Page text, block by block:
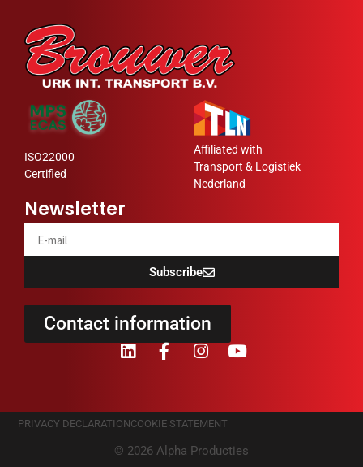
Contact information
ISO22000
Certified
Affiliated with
Transport & Logistiek
Nederland
Newsletter
Subscribe
PRIVACY DECLARATIONCOOKIE STATEMENT
© 2026 Alpha Producties